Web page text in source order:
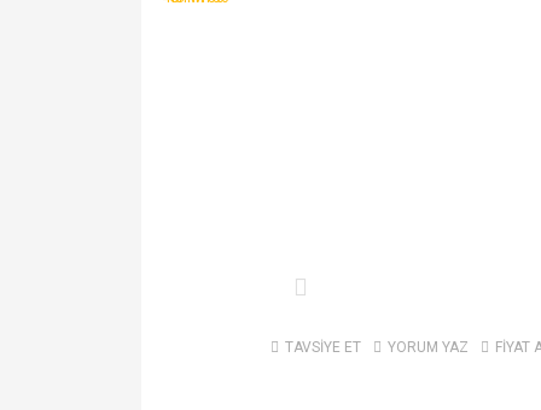
TAVSİYE ET YORUM YAZ FİYAT